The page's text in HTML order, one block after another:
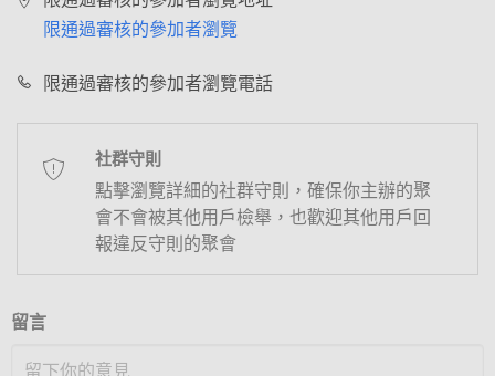
限通過審核的參加者瀏覽
限通過審核的參加者瀏覽電話
社群守則
點擊瀏覽詳細的社群守則，確保你主辦的聚
會不會被其他用戶檢舉，也歡迎其他用戶回
報違反守則的聚會
留言